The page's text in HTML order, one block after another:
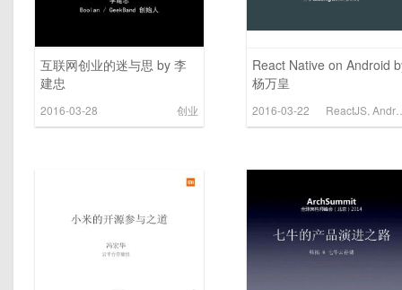
互联网创业的迷与思 by 李
建忠
2016-03-28 创业
React Native on Android
杨万皇
2016-03-22 ReactJS Android